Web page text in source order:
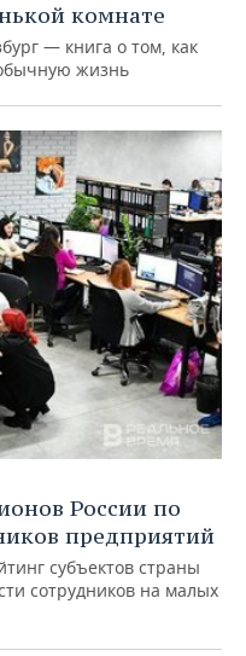
комнате
— книга о том, как
жизнь
России по
предприятий
субъектов страны
сотрудников на малых